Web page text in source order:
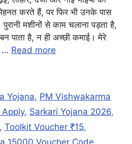
करते हैं, पर फिर भी उनके पास
मशीनों से काम चलाना पड़ता है,
पाता है, न ही अच्छी कमाई। मेरे
… Read more
Yojana, PM Vishwakarma
, Sarkari Yojana 2026,
, Toolkit Voucher ₹15,
15000 Voucher Code